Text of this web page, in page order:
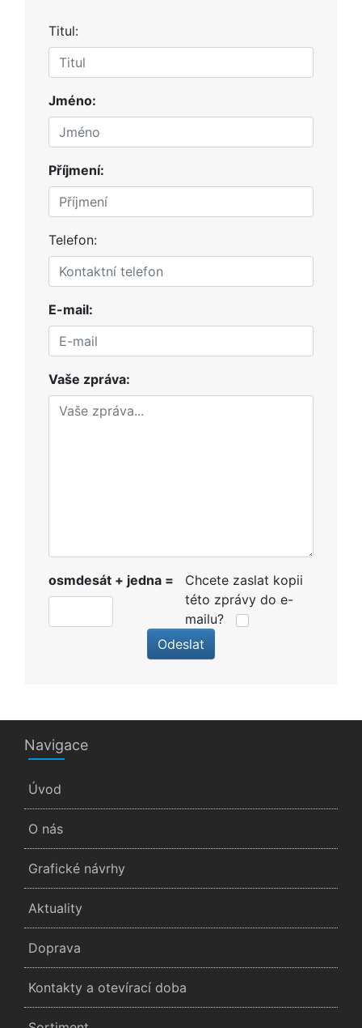
Titul:
Jméno:
Příjmení:
Telefon:
E-mail:
Vaše zpráva:
osmdesát + jedna =
Chcete zaslat kopii
této zprávy do e-
mailu?
Odeslat
Navigace
Úvod
O nás
Grafické návrhy
Aktuality
Doprava
Kontakty a otevírací doba